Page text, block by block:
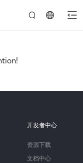
开发者中心
资源下载
文档中心